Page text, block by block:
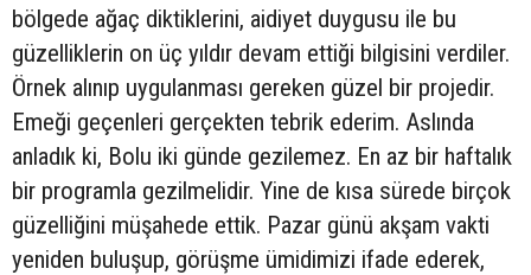
bölgede ağaç diktiklerini, aidiyet duygusu ile bu
güzelliklerin on üç yıldır devam ettiği bilgisini verdiler.
Örnek alınıp uygulanması gereken güzel bir projedir.
Emeği geçenleri gerçekten tebrik ederim. Aslında
anladık ki, Bolu iki günde gezilemez. En az bir haftalık
bir programla gezilmelidir. Yine de kısa sürede birçok
güzelliğini müşahede ettik. Pazar günü akşam vakti
yeniden buluşup, görüşme ümidimizi ifade ederek,